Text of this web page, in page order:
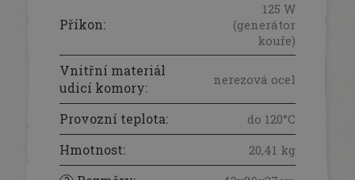
Příkon:
125 W
(generátor
kouře)
Vnitřní materiál
udicí komory: nerezová ocel
Provozní teplota: do 120°C
Hmotnost: 20,41 kg